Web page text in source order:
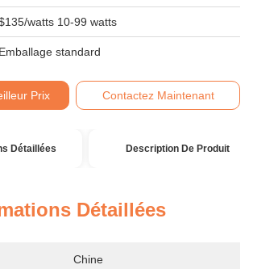
watts 10-99 watts
Emballage standard
Prix Contactez Maintenant
Détaillées Description De Produit
Détaillées
Chine